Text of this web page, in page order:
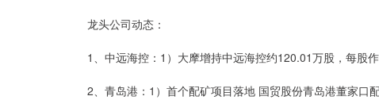
龙头公司动态：
1、中远海控：1）大摩增持中远海控约120.01万股，每股作
2、青岛港：1）首个配矿项目落地 国贸股份青岛港董家口配